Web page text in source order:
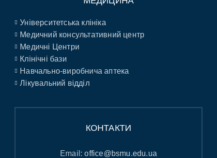
Університетська клініка
Медичний консультативний центр
Медичні Центри
Клінічні бази
Навчально-виробнича аптека
Лікувальний відділ
КОНТАКТИ
Email:office@bsmu.edu.ua